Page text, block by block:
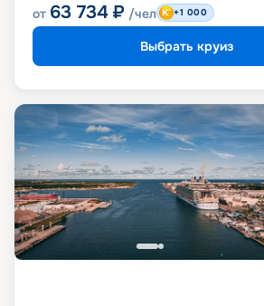
от 63 734 ₽ /чел +1 000
Выбрать круиз